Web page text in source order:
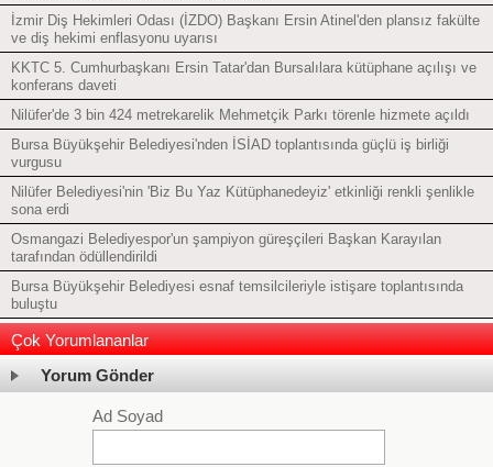
İzmir Diş Hekimleri Odası (İZDO) Başkanı Ersin Atinel'den plansız fakülte
ve diş hekimi enflasyonu uyarısı
KKTC 5. Cumhurbaşkanı Ersin Tatar'dan Bursalılara kütüphane açılışı ve
konferans daveti
Nilüfer'de 3 bin 424 metrekarelik Mehmetçik Parkı törenle hizmete açıldı
Bursa Büyükşehir Belediyesi'nden İSİAD toplantısında güçlü iş birliği
vurgusu
Nilüfer Belediyesi'nin 'Biz Bu Yaz Kütüphanedeyiz' etkinliği renkli şenlikle
sona erdi
Osmangazi Belediyespor'un şampiyon güreşçileri Başkan Karayılan
tarafından ödüllendirildi
Bursa Büyükşehir Belediyesi esnaf temsilcileriyle istişare toplantısında
buluştu
Çok Yorumlananlar
Yorum Gönder
Ad Soyad